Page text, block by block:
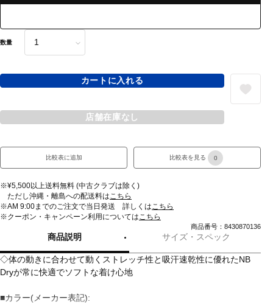
数量
カートに入れる
店舗在庫なし
比較表に追加 比較表を見る 0
※¥5,500以上送料無料 (中古クラブは除く)
ただし沖縄・離島への配送料はこちら
※AM 9:00までのご注文で当日発送 詳しくはこちら
※クーポン・キャンペーン利用についてはこちら
商品番号：8430870136
商品説明 サイズ・スペック
◇体の動きに合わせて動くストレッチ性と吸汗速乾性に優れたNB
Dryが常に快適でソフトな着け心地
■カラー(メーカー表記):